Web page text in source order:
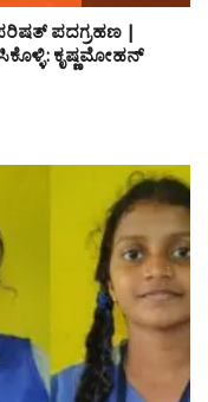
ಪದಗ್ರಹಣ |
ಕೃಷ್ಣಮೋಹನ್